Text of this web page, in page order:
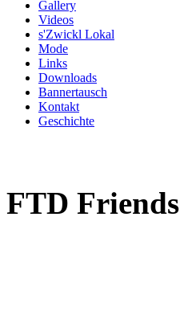
Gallery
Videos
s'Zwickl Lokal
Mode
Links
Downloads
Bannertausch
Kontakt
Geschichte
FTD Friends